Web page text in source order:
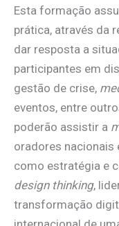
Esta formação
prática, através da
dar resposta a
participantes em
gestão de crise,
eventos, entre
poderão assistir a
oradores nacionais
como estratégia e
design thinking,
transformação